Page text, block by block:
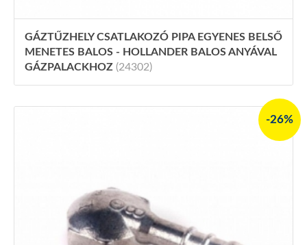
GÁZTŰZHELY CSATLAKOZÓ PIPA EGYENES BELSŐ
MENETES BALOS - HOLLANDER BALOS ANYÁVAL
GÁZPALACKHOZ (24302)
-26%